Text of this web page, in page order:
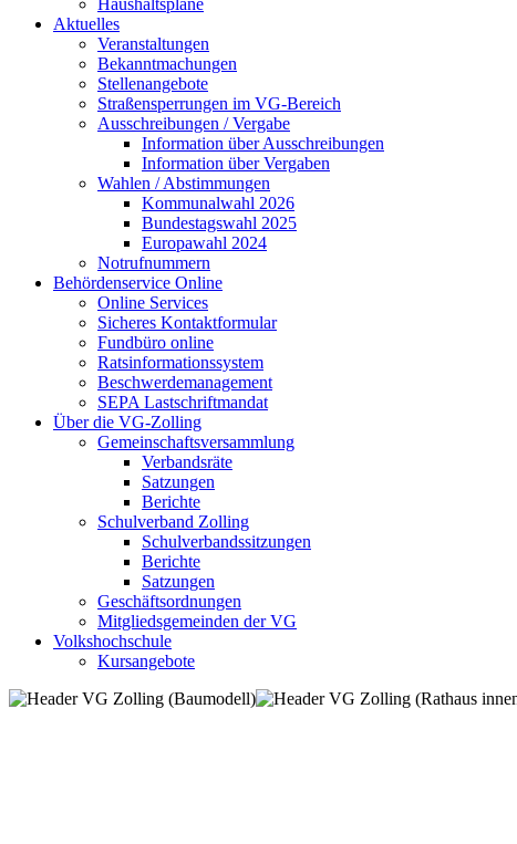
Haushaltspläne
Aktuelles
Veranstaltungen
Bekanntmachungen
Stellenangebote
Straßensperrungen im VG-Bereich
Ausschreibungen / Vergabe
Information über Ausschreibungen
Information über Vergaben
Wahlen / Abstimmungen
Kommunalwahl 2026
Bundestagswahl 2025
Europawahl 2024
Notrufnummern
Behördenservice Online
Online Services
Sicheres Kontaktformular
Fundbüro online
Ratsinformationssystem
Beschwerdemanagement
SEPA Lastschriftmandat
Über die VG-Zolling
Gemeinschaftsversammlung
Verbandsräte
Satzungen
Berichte
Schulverband Zolling
Schulverbandssitzungen
Berichte
Satzungen
Geschäftsordnungen
Mitgliedsgemeinden der VG
Volkshochschule
Kursangebote